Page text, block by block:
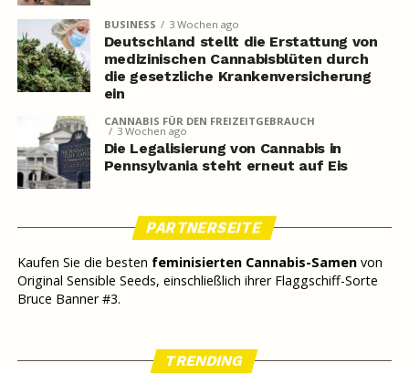
BUSINESS 3 Wochen ago
Deutschland stellt die Erstattung von
medizinischen Cannabisblüten durch
die gesetzliche Krankenversicherung
ein
CANNABIS FÜR DEN FREIZEITGEBRAUCH
3 Wochen ago
Die Legalisierung von Cannabis in
Pennsylvania steht erneut auf Eis
PARTNERSEITE
Kaufen Sie die besten feminisierten Cannabis-Samenvon
Original Sensible Seeds, einschließlich ihrer Flaggschiff-Sorte
Bruce Banner #3.
TRENDING